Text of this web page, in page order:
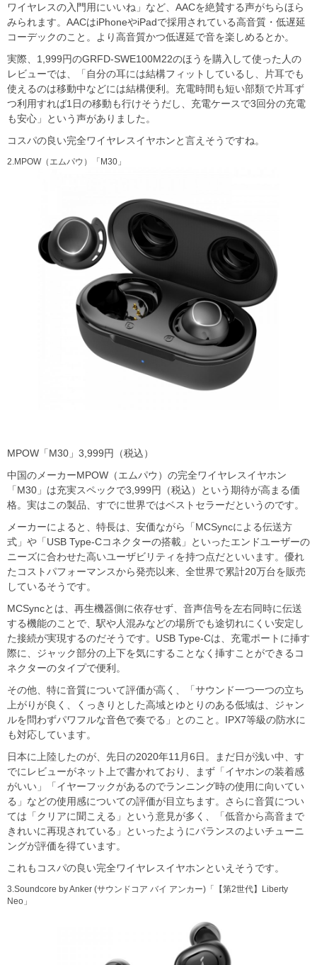
ワイヤレスの入門用にいいね」など、AACを絶賛する声がちらほら
みられます。AACはiPhoneやiPadで採用されている高音質・低遅延
コーデックのこと。より高音質かつ低遅延で音を楽しめるとか。
実際、1,999円のGRFD-SWE100M22のほうを購入して使った人の
レビューでは、「自分の耳には結構フィットしているし、片耳でも
使えるのは移動中などには結構便利。充電時間も短い部類で片耳ず
つ利用すれば1日の移動も行けそうだし、充電ケースで3回分の充電
も安心」という声がありました。
コスパの良い完全ワイヤレスイヤホンと言えそうですね。
2.MPOW（エムパウ）「M30」
MPOW「M30」3,999円（税込）
中国のメーカーMPOW（エムパウ）の完全ワイヤレスイヤホン
「M30」は充実スペックで3,999円（税込）という期待が高まる価
格。実はこの製品、すでに世界ではベストセラーだというのです。
メーカーによると、特長は、安価ながら「MCSyncによる伝送方
式」や「USB Type-Cコネクターの搭載」といったエンドユーザーの
ニーズに合わせた高いユーザビリティを持つ点だといいます。優れ
たコストパフォーマンスから発売以来、全世界で累計20万台を販売
しているそうです。
MCSyncとは、再生機器側に依存せず、音声信号を左右同時に伝送
する機能のことで、駅や人混みなどの場所でも途切れにくい安定し
た接続が実現するのだそうです。USB Type-Cは、充電ポートに挿す
際に、ジャック部分の上下を気にすることなく挿すことができるコ
ネクターのタイプで便利。
その他、特に音質について評価が高く、「サウンド一つ一つの立ち
上がりが良く、くっきりとした高域とゆとりのある低域は、ジャン
ルを問わずパワフルな音色で奏でる」とのこと。IPX7等級の防水に
も対応しています。
日本に上陸したのが、先日の2020年11月6日。まだ日が浅い中、す
でにレビューがネット上で書かれており、まず「イヤホンの装着感
がいい」「イヤーフックがあるのでランニング時の使用に向いてい
る」などの使用感についての評価が目立ちます。さらに音質につい
ては「クリアに聞こえる」という意見が多く、「低音から高音まで
きれいに再現されている」といったようにバランスのよいチューニ
ングが評価を得ています。
これもコスパの良い完全ワイヤレスイヤホンといえそうです。
3.Soundcore by Anker (サウンドコア バイ アンカー)「【第2世代】Liberty
Neo」